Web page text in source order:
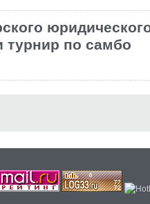
турнир по самбо